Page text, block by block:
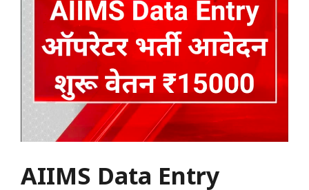
AIIMS Data Entry